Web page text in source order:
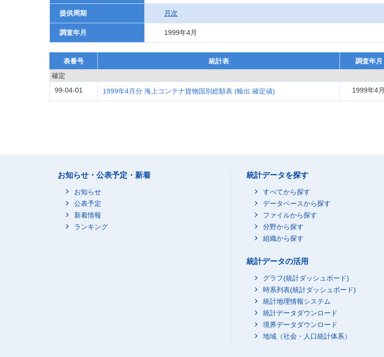
提供周期 月次
調査年月 1999年4月
表番号 統計表 調査年月
確定
99-04-01
1999年4月分 海上コンテナ貨物国別総額表 (輸出 確定値) 1999年4月
お知らせ・公表予定・新着
お知らせ
公表予定
新着情報
ランキング
統計データを探す
すべてから探す
データベースから探す
ファイルから探す
分野から探す
組織から探す
統計データの活用
グラフ(統計ダッシュボード)
時系列表(統計ダッシュボード)
統計地理情報システム
統計データダウンロード
境界データダウンロード
地域（社会・人口統計体系）